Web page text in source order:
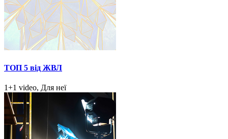
ТОП 5 від ЖВЛ
1+1 video, Для неї